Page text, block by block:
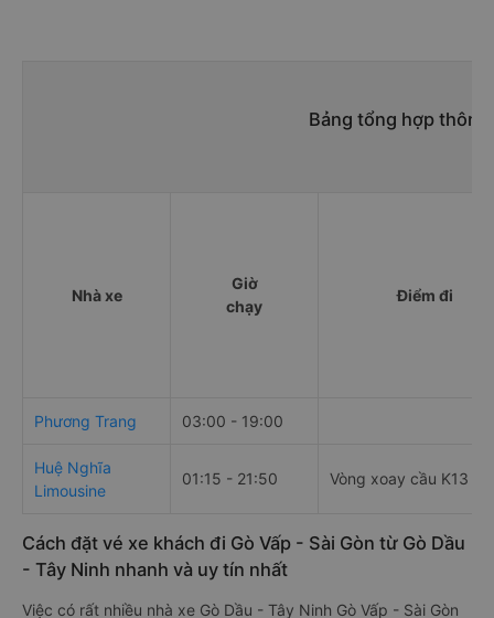
Bảng tổng hợp thông
Nhà xe
Giờ
chạy
Điểm đi
Phương Trang 03:00 - 19:00
Huệ Nghĩa
Limousine
01:15 - 21:50 Vòng xoay cầu K13
Cách đặt vé xe khách đi Gò Vấp - Sài Gòn từ Gò Dầu
- Tây Ninh nhanh và uy tín nhất
Việc có rất nhiều nhà xe Gò Dầu - Tây Ninh Gò Vấp - Sài Gòn